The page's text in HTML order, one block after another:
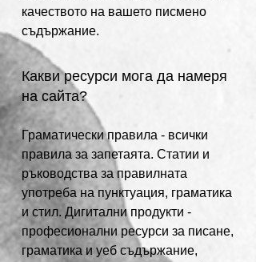
качеството на вашето писмено
съдържание.
Какви ресурси мога да намеря
на сайта?
Граматически правила - всички
правила за запетаята. Статии и
ръководства за правилната
употреба на пунктуация, граматика
и стил. Дигитални продукти -
професионални ресурси за писане,
граматика и уеб съдържание,